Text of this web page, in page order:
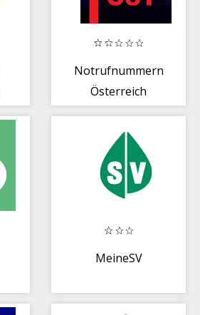
Notrufnummern
Österreich
MeineSV